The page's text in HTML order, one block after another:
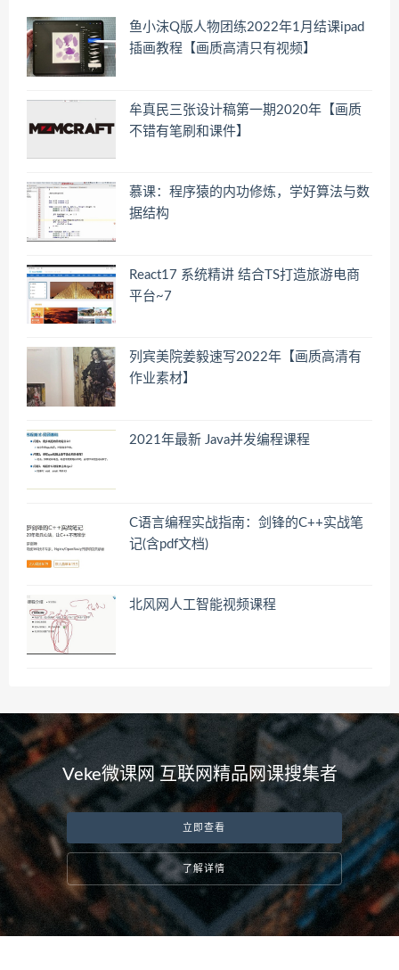
鱼小沫Q版人物团练2022年1月结课ipad
插画教程【画质高清只有视频】
牟真民三张设计稿第一期2020年【画质
不错有笔刷和课件】
慕课：程序猿的内功修炼，学好算法与数
据结构
React17 系统精讲 结合TS打造旅游电商
平台~7
列宾美院姜毅速写2022年【画质高清有
作业素材】
2021年最新 Java并发编程课程
C语言编程实战指南：剑锋的C++实战笔
记(含pdf文档)
北风网人工智能视频课程
Veke微课网 互联网精品网课搜集者
立即查看
了解详情